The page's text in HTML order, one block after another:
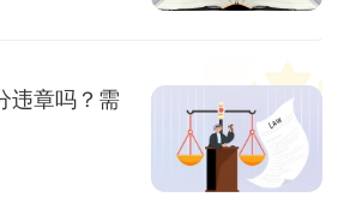
违章吗？需